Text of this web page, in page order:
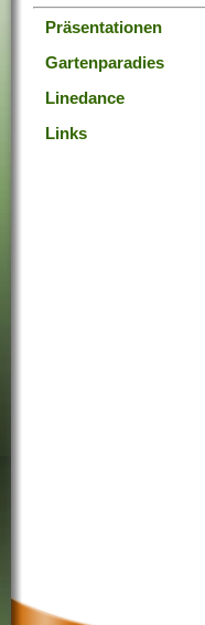
Präsentationen
Gartenparadies
Linedance
Links